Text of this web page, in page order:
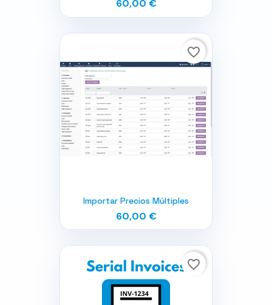
60,00 €
Importar Precios Múltiples
60,00 €
favorite_border
favorite_border